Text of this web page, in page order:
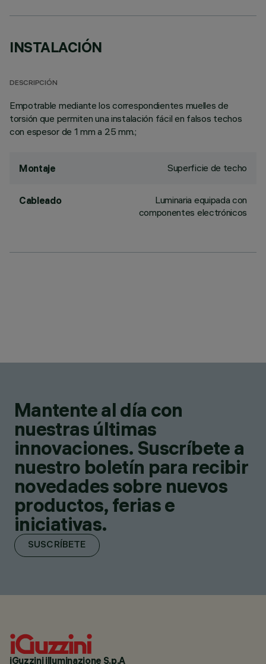
INSTALACIÓN
DESCRIPCIÓN
Empotrable mediante los correspondientes muelles de
torsión que permiten una instalación fácil en falsos techos
con espesor de 1 mm a 25 mm.;
Montaje Superficie de techo
Cableado
Luminaria equipada con
componentes electrónicos
Mantente al día con
nuestras últimas
innovaciones. Suscríbete a
nuestro boletín para recibir
novedades sobre nuevos
productos, ferias e
iniciativas.
SUSCRÍBETE
iGuzzini illuminazione S.p.A